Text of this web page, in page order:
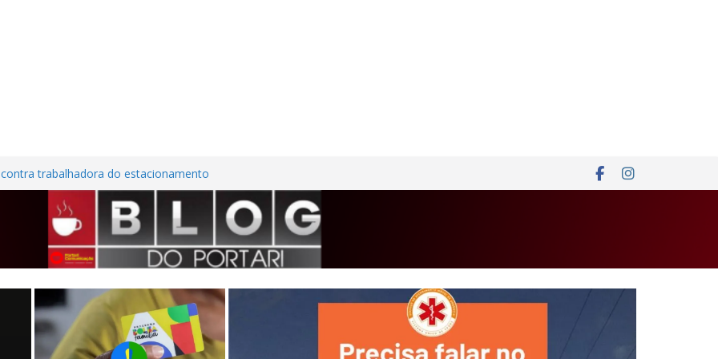
trabalhadora do estacionamento
Frutal
Nordestina
casa desabitada e furtam bicicleta,
no Centro de Frutal
em investimentos, obras de melhoria
em ritmo avançado